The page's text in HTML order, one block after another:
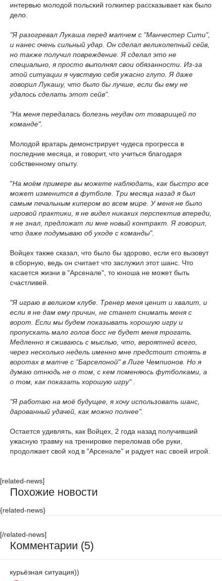
интервью молодой польский голкипер рассказывает как было
дело.
"Я разогревал Лукаша перед матчем с "Манчестер Сити",
и нанес очень сильный удар. Он сделал великолепный сейв,
но также получил повреждение. Я сделал это не
специально, я просто выполнял свои обязанности. Из-за
этой ситуации я чувствую себя ужасно глупо. Я даже
говорил Лукашу, что было бы лучше, если бы ему не
удалось сделать этот сейв".
"На меня передалась болезнь неудач от товарищей по
команде".
Молодой вратарь демонстрирует чудеса прогресса в
последние месяца, и говорит, что учиться благодаря
собственному опыту.
"На моём примере вы можете наблюдать, как быстро все
может изменится в футболе. Три месяца назад я был
самым печальным кипером во всем мире. У меня не было
игровой практики, я не видел никаких перспектив впереди,
я не знал, предложат ли мне новый контракт. Я говорил,
что даже подумываю об уходе с команды".
Войцех также сказал, что было бы здорово, если его вызовут
в сборную, ведь он считает что заслужил этот шанс. Что
касается жизни в "Арсенале", то юноша не может быть
счастливей.
"Я играю в великом клубе. Тренер меня ценит и хвалит, и
если я не дам ему причин, не станет снимать меня с
ворот. Если мы будем показывать хорошую игру и
пропускать мало голов босс не будет меня трогать.
Медленно я сживаюсь с мыслью, что, вероятней всего,
через несколько недель именно мне предстоит стоять в
воротах в матче с "Барселоной" в Лиге Чемпионов. Но я
думаю отнюдь не о том, с кем поменяюсь футболками, а
о том, как показать хорошую игру" .
"Я работаю на моё будущее, я хочу использовать шанс,
дарованный удачей, как можно полнее".
Остается удивлять, как Войцех, 2 года назад получивший
ужасную травму на тренировке переломав обе руки,
продолжает свой ход в "Арсенале" и радует нас своей игрой.
[related-news]
Похожие новости
{related-news}
[/related-news]
Комментарии (5)
курьёзная ситуация))